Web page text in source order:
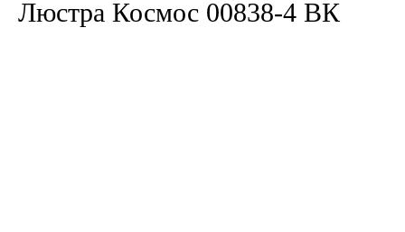
Люстра Космос 00838-4 ВК